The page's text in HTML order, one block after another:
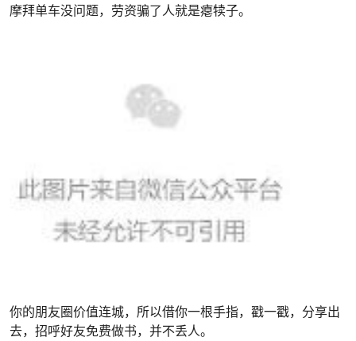
摩拜单车没问题，劳资骗了人就是瘪犊子。
你的朋友圈价值连城，所以借你一根手指，戳一戳，分享出
去，招呼好友免费做书，并不丢人。